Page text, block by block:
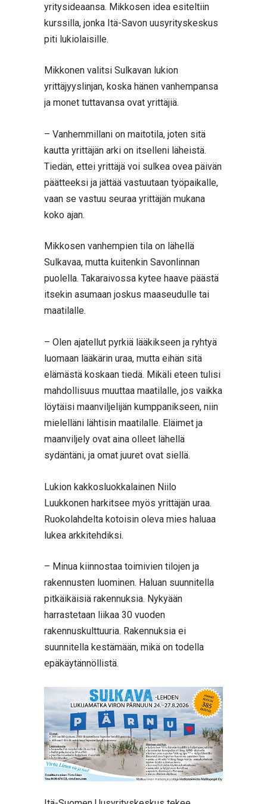
yritysideaansa. Mikkosen idea esiteltiin
kurssilla, jonka Itä-Savon uusyrityskeskus
piti lukiolaisille.
Mikkonen valitsi Sulkavan lukion
yrittäjyyslinjan, koska hänen vanhempansa
ja monet tuttavansa ovat yrittäjiä.
– Vanhemmillani on maitotila, joten sitä
kautta yrittäjän arki on itselleni läheistä.
Tiedän, ettei yrittäjä voi sulkea ovea päivän
päätteeksi ja jättää vastuutaan työpaikalle,
vaan se vastuu seuraa yrittäjän mukana
koko ajan.
Mikkosen vanhempien tila on lähellä
Sulkavaa, mutta kuitenkin Savonlinnan
puolella. Takaraivossa kytee haave päästä
itsekin asumaan joskus maaseudulle tai
maatilalle.
– Olen ajatellut pyrkiä lääkikseen ja ryhtyä
luomaan lääkärin uraa, mutta eihän sitä
elämästä koskaan tiedä. Mikäli eteen tulisi
mahdollisuus muuttaa maatilalle, jos vaikka
löytäisi maanviljelijän kumppanikseen, niin
mielelläni lähtisin maatilalle. Eläimet ja
maanviljely ovat aina olleet lähellä
sydäntäni, ja omat juuret ovat siellä.
Lukion kakkosluokkalainen Niilo
Luukkonen harkitsee myös yrittäjän uraa.
Ruokolahdelta kotoisin oleva mies haluaa
lukea arkkitehdiksi.
– Minua kiinnostaa toimivien tilojen ja
rakennusten luominen. Haluan suunnitella
pitkäikäisiä rakennuksia. Nykyään
harrastetaan liikaa 30 vuoden
rakennuskulttuuria. Rakennuksia ei
suunnitella kestämään, mikä on todella
epäkäytännöllistä.